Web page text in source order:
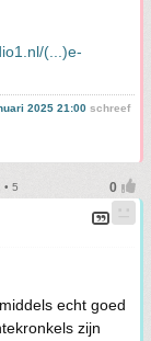
(...)e-
2025 21:00 schreef
• 5
echt goed
zijn